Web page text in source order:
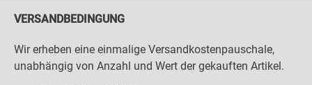
VERSANDBEDINGUNG
Wir erheben eine einmalige Versandkostenpauschale,
unabhängig von Anzahl und Wert der gekauften Artikel.